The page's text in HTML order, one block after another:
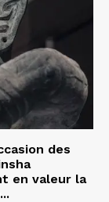
des
en valeur la